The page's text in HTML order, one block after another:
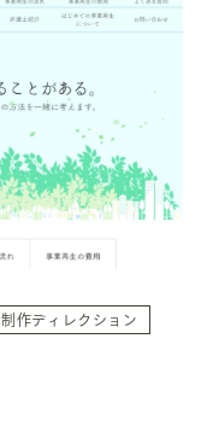
制作ディレクション